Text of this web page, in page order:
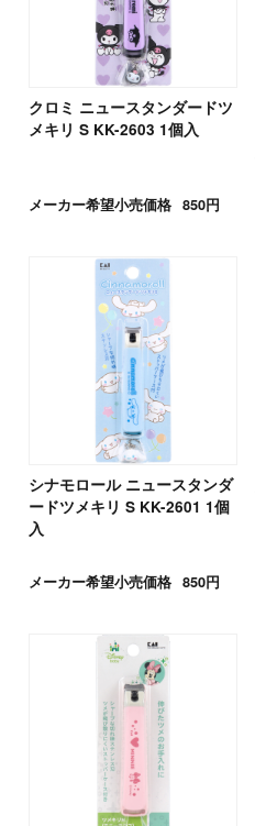
クロミ ニュースタンダードツ
メキリ S KK-2603 1個入
メーカー希望小売価格 850円
シナモロール ニュースタンダ
ードツメキリ S KK-2601 1個
入
メーカー希望小売価格 850円